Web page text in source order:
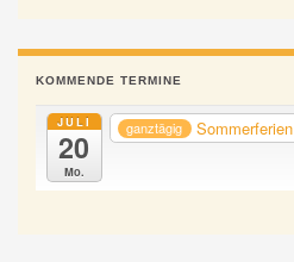
KOMMENDE TERMINE
JULI
20
Mo.
ganztägig Sommerferien